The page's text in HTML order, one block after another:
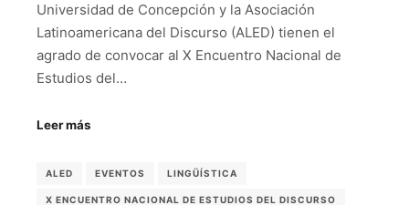
Universidad de Concepción y la Asociación
Latinoamericana del Discurso (ALED) tienen el
agrado de convocar al X Encuentro Nacional de
Estudios del…
Leer más
ALED EVENTOS LINGÜÍSTICA
X ENCUENTRO NACIONAL DE ESTUDIOS DEL DISCURSO